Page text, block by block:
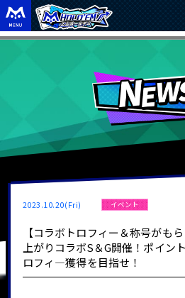
2023.10.20(Fri) イベント
【コラボトロフィー＆称号がも
上がりコラボS＆G開催！ポイン
ロフィ―獲得を目指せ！